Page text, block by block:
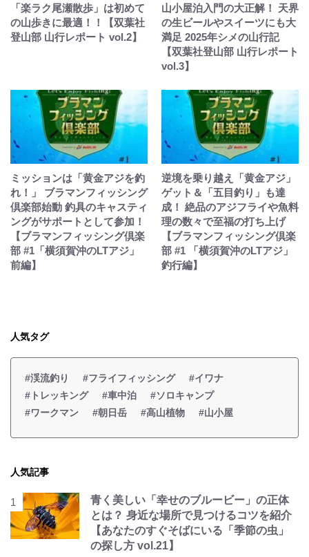
「楽ラク尾瀬散歩」は初めて
の山歩きに最適！！【双葉社
登山部 山行レポート vol.2】
山小屋泊入門の大正解！ 天界
の生ビールやスイーツにも大
満足 2025年シメの山行記
【双葉社登山部 山行レポート
vol.3】
ミッションは「黄金アジを釣
れ！」 ブラマンフィッシング
倶楽部始動 釣具のキャスティ
ングがサポートとして参加！
【ブラマンフィッシング倶楽
部 #1「横須賀沖のLTアジ」
前編】
逆境を乗り越え「黄金アジ」
ゲット＆「五目釣り」も達
成！ 絶品のアジフライや魚料
理の数々で至福の打ち上げ
【ブラマンフィッシング倶楽
部 #1 「横須賀沖のLTアジ」
釣行編】
人気タグ
#渓流釣り #フライフィッシング
#イワナ
#トレッキング
#車中泊
#ソロキャンプ
#ワークマン
#朝日岳 #高山植物 #山小屋
人気記事
青く美しい「幸せのブルービー」の正体
とは？ 身近な場所で見つけるコツを紹介
【あなたのすぐそばにいる「季節の虫」
の探し方 vol.21】